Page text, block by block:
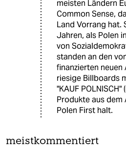
meisten Ländern
Common Sense,
Land Vorrang hat.
Jahren, als Polen
von
standen an den
finanzierten neuen
riesige Billboards
"KAUF
Produkte aus dem
Polen First halt.
meistkommentiert